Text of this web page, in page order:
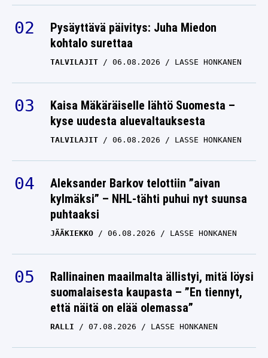
Pysäyttävä päivitys: Juha Miedon
kohtalo surettaa
TALVILAJIT 06.08.2026 LASSE HONKANEN
Kaisa Mäkäräiselle lähtö Suomesta –
kyse uudesta aluevaltauksesta
TALVILAJIT 06.08.2026 LASSE HONKANEN
Aleksander Barkov telottiin ”aivan
kylmäksi” – NHL-tähti puhui nyt suunsa
puhtaaksi
JÄÄKIEKKO 06.08.2026 LASSE HONKANEN
Rallinainen maailmalta ällistyi, mitä löysi
suomalaisesta kaupasta – ”En tiennyt,
että näitä on elää olemassa”
RALLI 07.08.2026 LASSE HONKANEN